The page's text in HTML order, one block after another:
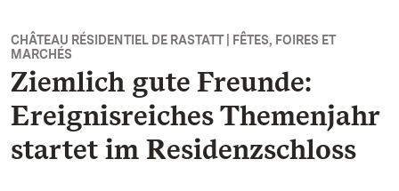
CHÂTEAU RÉSIDENTIEL DE RASTATT | FÊTES, FOIRES ET
MARCHÉS
Ziemlich gute Freunde:
Ereignisreiches Themenjahr
startet im Residenzschloss